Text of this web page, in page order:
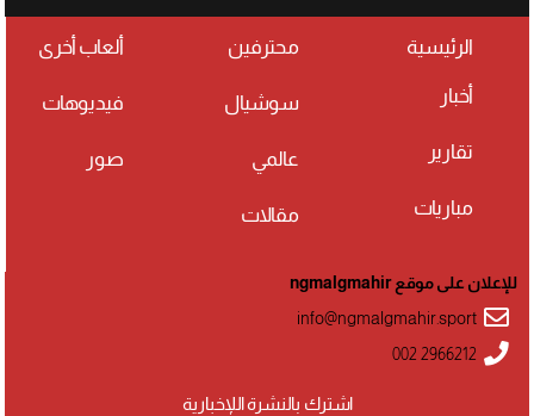
الرئيسية
أخبار
تقارير
مباريات
محترفين
سوشيال
عالمي
مقالات
ألعاب أخرى
فيديوهات
صور
اشترك بالنشرة اللإخبارية
للإعلان على موقع ngmalgmahir
info@ngmalgmahir.sport
002 2966212